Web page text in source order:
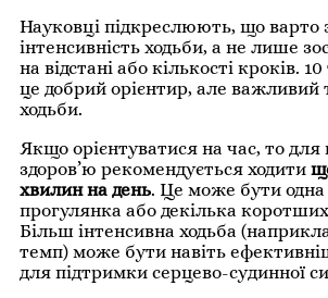
Науковці підкреслюють, що варто
інтенсивність ходьби, а не лише
на відстані або кількості кроків.
це добрий орієнтир, але
ходьби.
Якщо орієнтуватися на час, то для
здоров’ю рекомендується ходити
хвилин на день. Це може бути одна
прогулянка або декілька
Більш інтенсивна ходьба
темп) може бути навіть
для підтримки серцево-судинної